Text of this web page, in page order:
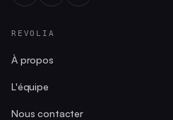
REVOLIA
À propos
L'équipe
Nous contacter